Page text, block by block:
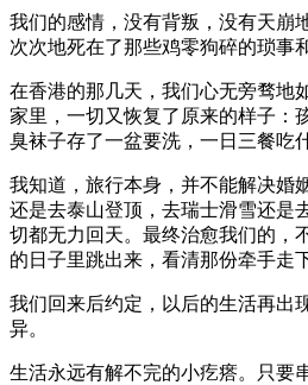
我们的感情，没有背叛，没有天崩
次次地死在了那些鸡零狗碎的琐事
在香港的那几天，我们心无旁骛地
家里，一切又恢复了原来的样子：
臭袜子存了一盆要洗，一日三餐吃
我知道，旅行本身，并不能解决婚
还是去泰山登顶，去瑞士滑雪还是
切都无力回天。最终治愈我们的，
的日子里跳出来，看清那份牵手走
我们回来后约定，以后的生活再出
异。
生活永远有解不完的小疙瘩。只要